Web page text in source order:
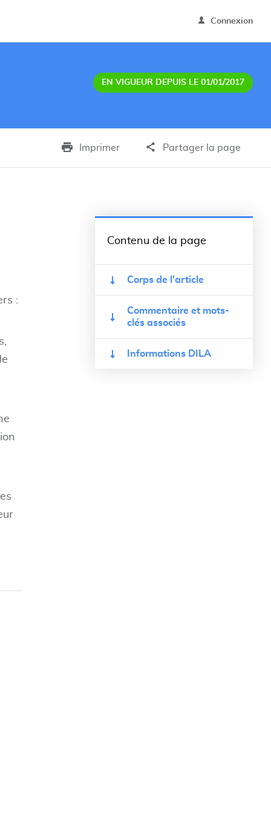
Connexion
EN VIGUEUR DEPUIS LE 01/01/2017
Imprimer Partager la page
:
Contenu de la page
Corps de l'article
Commentaire et mots-
clés associés
Informations DILA